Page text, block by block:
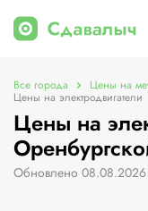
Все города Цены на
Цены на электродвигатели
Цены на
Обновлено 08.08.2026